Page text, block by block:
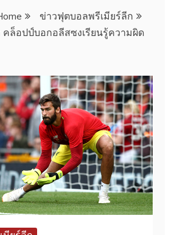
ข่าวฟุตบอลพรีเมียร์ลีก
ล็อปป์บอกอลีสซงเรียนรู้ความผิด